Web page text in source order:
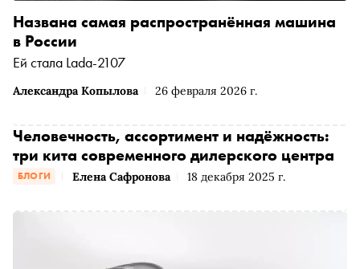
Александра Копылова 26 февраля 2026 г.
Названа самая распространённая машина
в России
Ей стала Lada-2107
БЛОГИ Елена Сафронова 18 декабря 2025 г.
Человечность, ассортимент и надёжность:
три кита современного дилерского центра